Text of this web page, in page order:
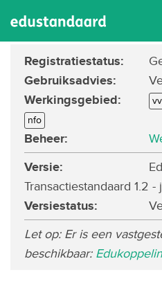
Edukoppeling
Registratiestatus:
Gebruiksadvies:
Werkingsgebied:
nfo
Beheer:
Versie:
Transactiestandaard 1.2 -
Versiestatus:
Let op: Er is een
beschikbaar: